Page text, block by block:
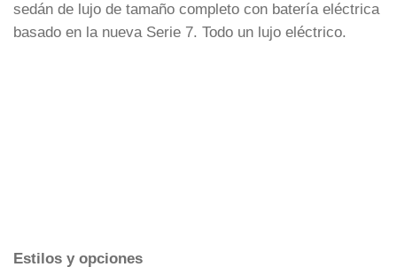
sedán de lujo de tamaño completo con batería eléctrica
basado en la nueva Serie 7. Todo un lujo eléctrico.
Estilos y opciones